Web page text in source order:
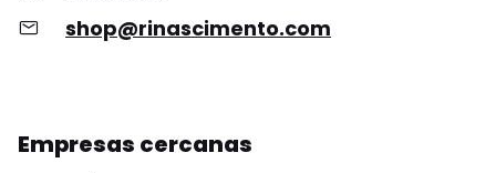
shop@rinascimento.com
Empresas cercanas